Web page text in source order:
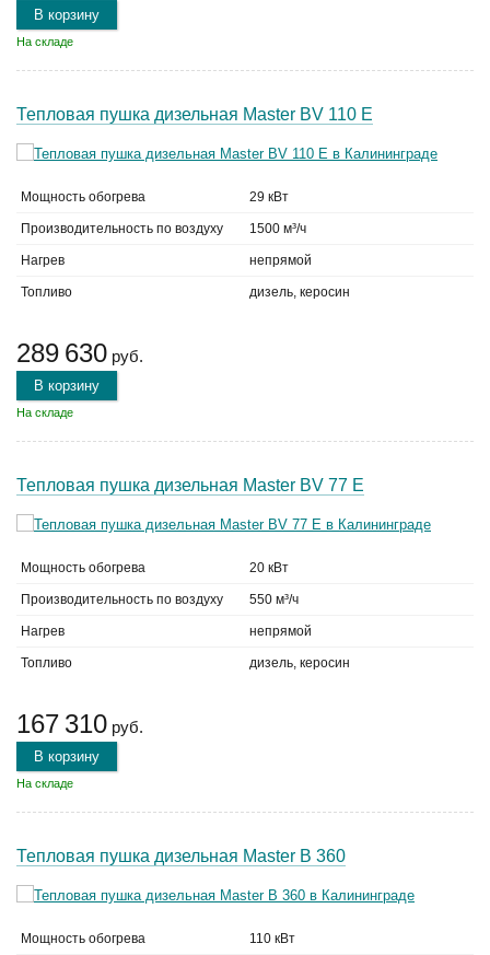
В корзину
На складе
Тепловая пушка дизельная Master BV 110 E
Мощность обогрева 29 кВт
Производительность по воздуху 1500 м³/ч
Нагрев непрямой
Топливо дизель, керосин
289 630 руб.
В корзину
На складе
Тепловая пушка дизельная Master BV 77 E
Мощность обогрева 20 кВт
Производительность по воздуху 550 м³/ч
Нагрев непрямой
Топливо дизель, керосин
167 310 руб.
В корзину
На складе
Тепловая пушка дизельная Master B 360
Мощность обогрева 110 кВт